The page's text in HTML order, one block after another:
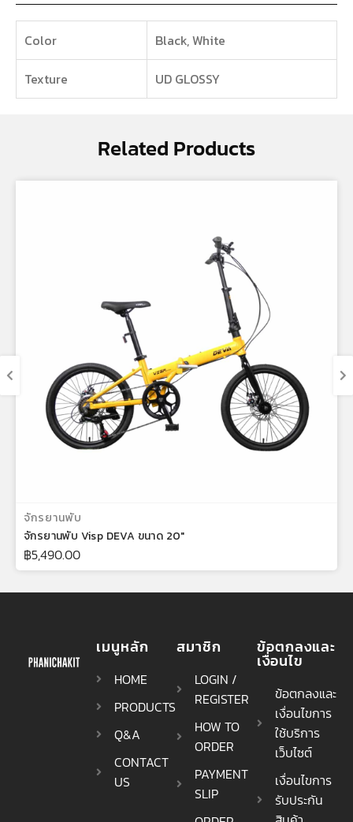
Color Black, White
Texture UD GLOSSY
Related Products
จักรยานพับ
จักรยานพับ Visp DEVA ขนาด 20"
฿5,490.00
เมนูหลัก
HOME
PRODUCTS
Q&A
CONTACT
US
สมาชิก
LOGIN /
REGISTER
HOW TO
ORDER
PAYMENT
SLIP
ข้อตกลงและ
เงื่อนไข
ข้อตกลงและ
เงื่อนไขการ
ใช้บริการ
เว็บไซต์
เงื่อนไขการ
รับประกัน